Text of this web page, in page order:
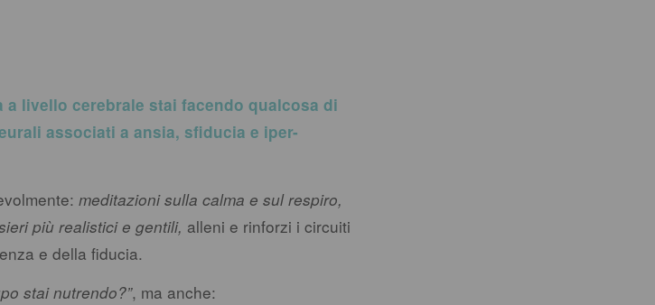
a livello cerebrale stai facendo qualcosa di
associati a ansia, sfiducia e iper-
meditazioni sulla calma e sul respiro,
più realistici e gentili, alleni e rinforzi i circuiti
e della fiducia.
stai nutrendo?”, ma anche: